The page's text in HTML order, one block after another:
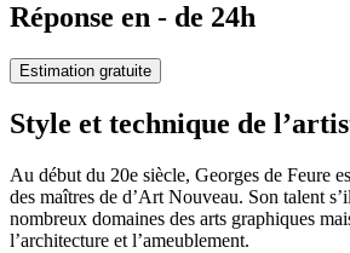
Réponse en - de 24h
Estimation gratuite
Style et technique de
Au début du 20e siècle, Georges de Feure
des maîtres de d’Art Nouveau. Son talent
nombreux domaines des arts graphiques
l’architecture et l’ameublement.